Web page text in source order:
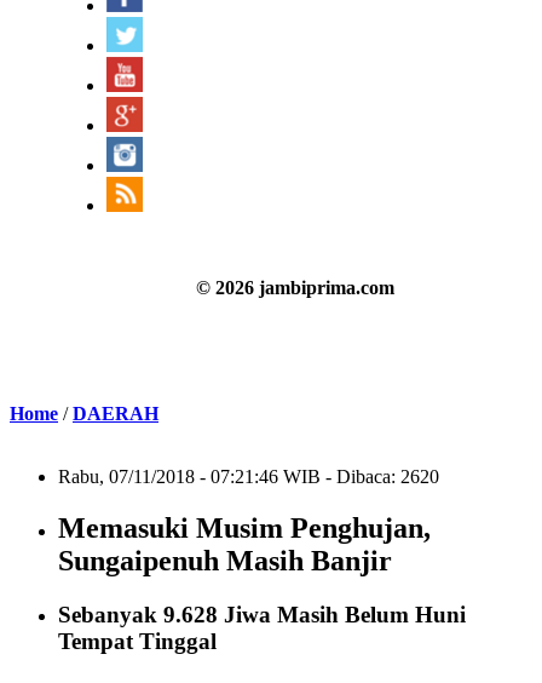
© 2026 jambiprima.com
Home /DAERAH
Rabu, 07/11/2018 - 07:21:46 WIB - Dibaca: 2620
Memasuki Musim Penghujan,
Sungaipenuh Masih Banjir
Sebanyak 9.628 Jiwa Masih Belum Huni
Tempat Tinggal